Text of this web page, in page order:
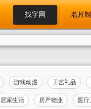
找字网 名片
游戏动漫 工艺礼品
居家生活 房产物业 医